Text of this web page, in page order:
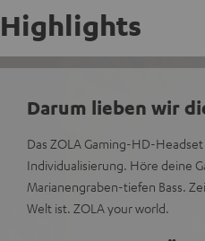
Highlights
Darum lieben wir
Das ZOLA Gaming-HD-
Individualisierung. Höre deine
Marianengraben-tiefen Bass.
Welt ist. ZOLA your world.